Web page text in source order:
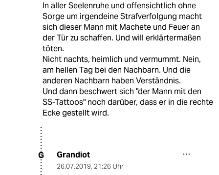
In aller Seelenruhe und offensichtlich ohne
Sorge um irgendeine Strafverfolgung macht
sich dieser Mann mit Machete und Feuer an
der Tür zu schaffen. Und will erklärtermaßen
töten.
Nicht nachts, heimlich und vermummt. Nein,
am hellen Tag bei den Nachbarn. Und die
anderen Nachbarn haben Verständnis.
Und dann beschwert sich "der Mann mit den
SS-Tattoos" noch darüber, dass er in die rechte
Ecke gestellt wird.
G Grandiot
26.07.2019, 21:26 Uhr